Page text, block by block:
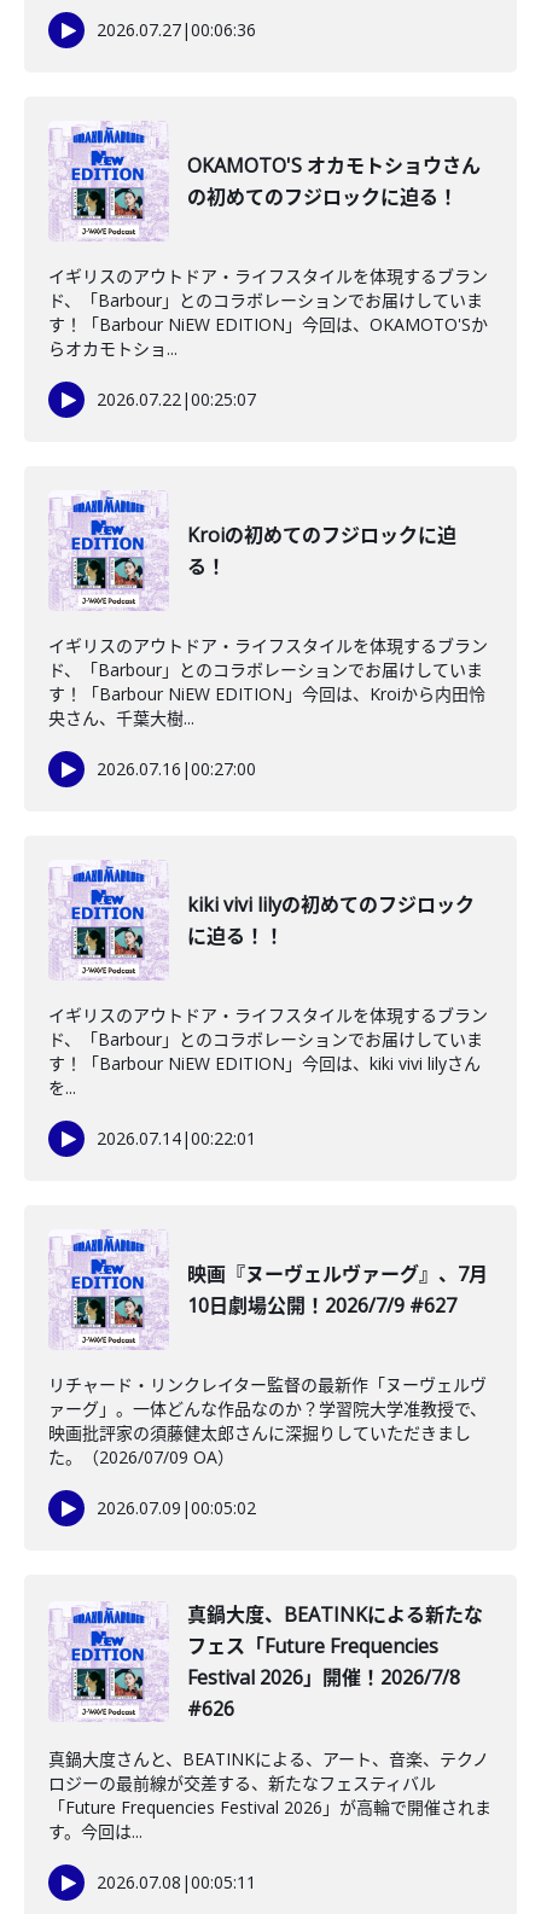
2026.07.27|00:06:36
OKAMOTO'S オカモトショウさん
の初めてのフジロックに迫る！
イギリスのアウトドア・ライフスタイルを体現するブラン
ド、「Barbour」とのコラボレーションでお届けしていま
す！「Barbour NiEW EDITION」今回は、OKAMOTO'Sか
らオカモトショ...
2026.07.22|00:25:07
Kroiの初めてのフジロックに迫
る！
イギリスのアウトドア・ライフスタイルを体現するブラン
ド、「Barbour」とのコラボレーションでお届けしていま
す！「Barbour NiEW EDITION」今回は、Kroiから内田怜
央さん、千葉大樹...
2026.07.16 |00:27:00
kiki vivi lilyの初めてのフジロック
に迫る！！
イギリスのアウトドア・ライフスタイルを体現するブラン
ド、「Barbour」とのコラボレーションでお届けしていま
す！「Barbour NiEW EDITION」今回は、kiki vivi lilyさん
を...
2026.07.14|00:22:01
映画『ヌーヴェルヴァーグ』、7月
10日劇場公開！2026/7/9 #627
リチャード・リンクレイター監督の最新作「ヌーヴェルヴ
ァーグ」。一体どんな作品なのか？学習院大学准教授で、
映画批評家の須藤健太郎さんに深掘りしていただきまし
た。（2026/07/09 OA）
2026.07.09 |00:05:02
真鍋大度、BEATINKによる新たな
フェス「Future Frequencies
Festival 2026」開催！2026/7/8
#626
真鍋大度さんと、BEATINKによる、アート、音楽、テクノ
ロジーの最前線が交差する、新たなフェスティバル
「Future Frequencies Festival 2026」が高輪で開催されま
す。今回は...
2026.07.08 |00:05:11